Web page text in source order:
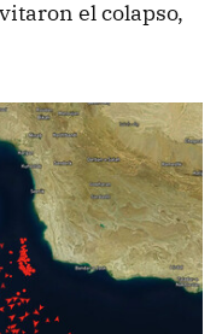
el colapso,